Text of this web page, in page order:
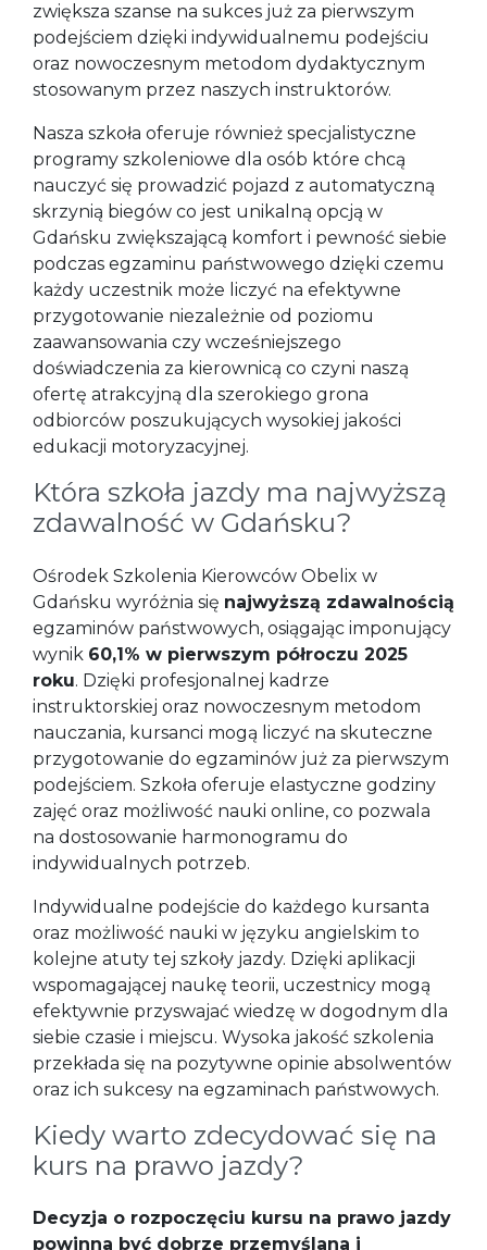
zwiększa szanse na sukces już za pierwszym
podejściem dzięki indywidualnemu podejściu
oraz nowoczesnym metodom dydaktycznym
stosowanym przez naszych instruktorów.
Nasza szkoła oferuje również specjalistyczne
programy szkoleniowe dla osób które chcą
nauczyć się prowadzić pojazd z automatyczną
skrzynią biegów co jest unikalną opcją w
Gdańsku zwiększającą komfort i pewność siebie
podczas egzaminu państwowego dzięki czemu
każdy uczestnik może liczyć na efektywne
przygotowanie niezależnie od poziomu
zaawansowania czy wcześniejszego
doświadczenia za kierownicą co czyni naszą
ofertę atrakcyjną dla szerokiego grona
odbiorców poszukujących wysokiej jakości
edukacji motoryzacyjnej.
Która szkoła jazdy ma najwyższą
zdawalność w Gdańsku?
Ośrodek Szkolenia Kierowców Obelix w
Gdańsku wyróżnia się najwyższą zdawalnością
egzaminów państwowych, osiągając imponujący
wynik 60,1% w pierwszym półroczu 2025
roku. Dzięki profesjonalnej kadrze
instruktorskiej oraz nowoczesnym metodom
nauczania, kursanci mogą liczyć na skuteczne
przygotowanie do egzaminów już za pierwszym
podejściem. Szkoła oferuje elastyczne godziny
zajęć oraz możliwość nauki online, co pozwala
na dostosowanie harmonogramu do
indywidualnych potrzeb.
Indywidualne podejście do każdego kursanta
oraz możliwość nauki w języku angielskim to
kolejne atuty tej szkoły jazdy. Dzięki aplikacji
wspomagającej naukę teorii, uczestnicy mogą
efektywnie przyswajać wiedzę w dogodnym dla
siebie czasie i miejscu. Wysoka jakość szkolenia
przekłada się na pozytywne opinie absolwentów
oraz ich sukcesy na egzaminach państwowych.
Kiedy warto zdecydować się na
kurs na prawo jazdy?
Decyzja o rozpoczęciu kursu na prawo jazdy
powinna być dobrze przemyślana i